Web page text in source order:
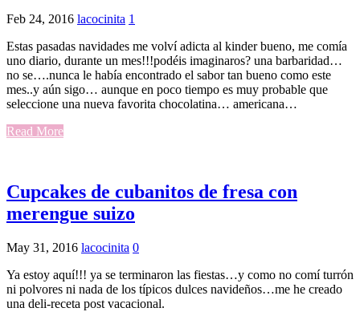
Feb 24, 2016 lacocinita 1
Estas pasadas navidades me volví adicta al kinder bueno, me comía
uno diario, durante un mes!!!podéis imaginaros? una barbaridad…
no se….nunca le había encontrado el sabor tan bueno como este
mes..y aún sigo… aunque en poco tiempo es muy probable que
seleccione una nueva favorita chocolatina… americana…
Read More
Cupcakes de cubanitos de fresa con
merengue suizo
May 31, 2016 lacocinita 0
Ya estoy aquí!!! ya se terminaron las fiestas…y como no comí turrón
ni polvores ni nada de los típicos dulces navideños…me he creado
una deli-receta post vacacional.